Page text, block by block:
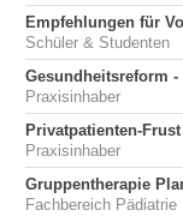
Empfehlungen für
Schüler & Studenten
Gesundheitsreform
Praxisinhaber
Privatpatienten-Frust
Praxisinhaber
Gruppentherapie
Fachbereich Pädiatrie